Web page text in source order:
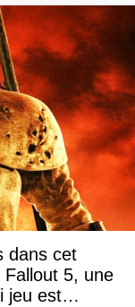
dans cet
5, une
jeu est